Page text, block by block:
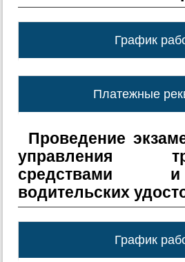
График
Платежные
Проведение
управления
средствами
водительских
График